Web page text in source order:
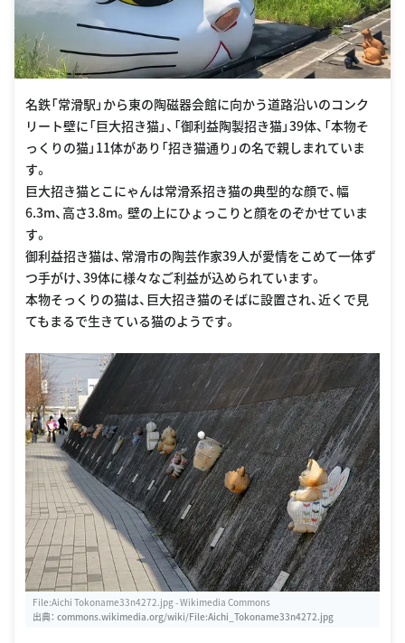
名鉄「常滑駅」から東の陶磁器会館に向かう道路沿いのコンク
リート壁に「巨大招き猫」、「御利益陶製招き猫」39体、「本物そ
っくりの猫」11体があり「招き猫通り」の名で親しまれていま
す。
巨大招き猫とこにゃんは常滑系招き猫の典型的な顔で、幅
6.3m、高さ3.8m。壁の上にひょっこりと顔をのぞかせていま
す。
御利益招き猫は、常滑市の陶芸作家39人が愛情をこめて一体ず
つ手がけ、39体に様々なご利益が込められています。
本物そっくりの猫は、巨大招き猫のそばに設置され、近くで見
てもまるで生きている猫のようです。
File:Aichi Tokoname33n4272.jpg - Wikimedia Commons
出典： commons.wikimedia.org/wiki/File:Aichi_Tokoname33n4272.jpg